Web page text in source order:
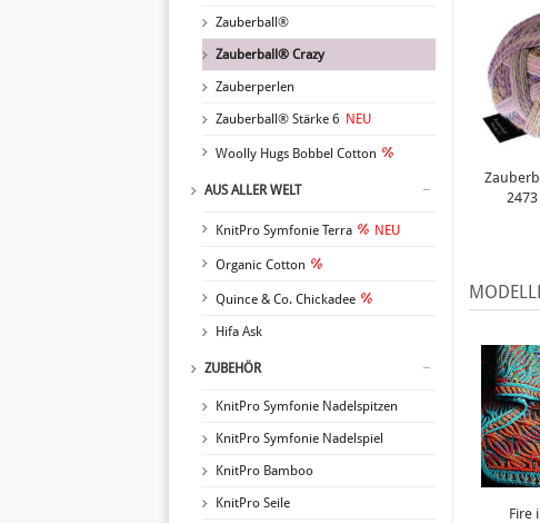
Zauberball®
Zauberball® Crazy
Zauberperlen
Zauberball® Stärke 6 NEU
Woolly Hugs Bobbel Cotton
AUS ALLER WELT
KnitPro Symfonie Terra NEU
Organic Cotton
Quince & Co. Chickadee
Hifa Ask
ZUBEHÖR
KnitPro Symfonie Nadelspitzen
KnitPro Symfonie Nadelspiel
KnitPro Bamboo
KnitPro Seile
Fire